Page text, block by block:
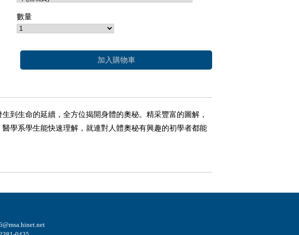
數量
加入購物車
到生命的延續，全方位揭開身體的奧秘。精采豐富的圖解，
學系學生能快速理解，就連對人體奧秘有興趣的初學者都能